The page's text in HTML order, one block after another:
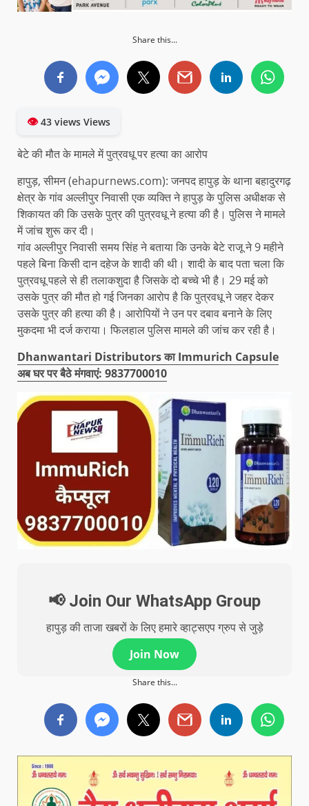
Share this...
👁43 views Views
बेटे की मौत के मामले में पुत्रवधू पर हत्या का आरोप
हापुड़, सीमन (ehapurnews.com): जनपद हापुड़ के थाना बहादुरगढ़
क्षेत्र के गांव अल्लीपुर निवासी एक व्यक्ति ने हापुड़ के पुलिस अधीक्षक से
शिकायत की कि उसके पुत्र की पुत्रवधू ने हत्या की है। पुलिस ने मामले
में जांच शुरू कर दी।
गांव अल्लीपुर निवासी समय सिंह ने बताया कि उनके बेटे राजू ने 9 महीने
पहले बिना किसी दान दहेज के शादी की थी। शादी के बाद पता चला कि
पुत्रवधू पहले से ही तलाकशुदा है जिसके दो बच्चे भी है। 29 मई को
उसके पुत्र की मौत हो गई जिनका आरोप है कि पुत्रवधू ने जहर देकर
उसके पुत्र की हत्या की है। आरोपियों ने उन पर दबाव बनाने के लिए
मुकदमा भी दर्ज कराया। फिलहाल पुलिस मामले की जांच कर रही है।
Dhanwantari Distributors का Immurich Capsule
अब घर पर बैठे मंगवाएं: 9837700010
📢 Join Our WhatsApp Group
हापुड़ की ताजा खबरों के लिए हमारे व्हाट्सएप ग्रुप से जुड़े
Join Now
Share this...